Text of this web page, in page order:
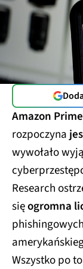
Amazon
rozpoczyna
wywołało
Research
sięogromna
Wszystko po